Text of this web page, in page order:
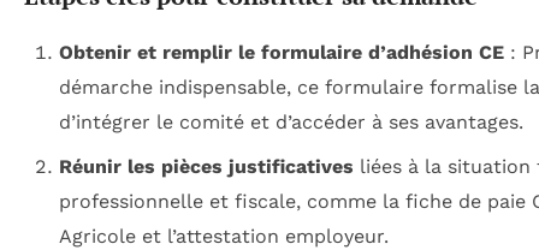
Obtenir et remplir le formulaire d’adhésion CE:
démarche indispensable, ce formulaire formalise
d’intégrer le comité et d’accéder à ses avantages.
Réunir les pièces justificatives liées à la situation
professionnelle et fiscale, comme la fiche de paie
Agricole et l’attestation employeur.